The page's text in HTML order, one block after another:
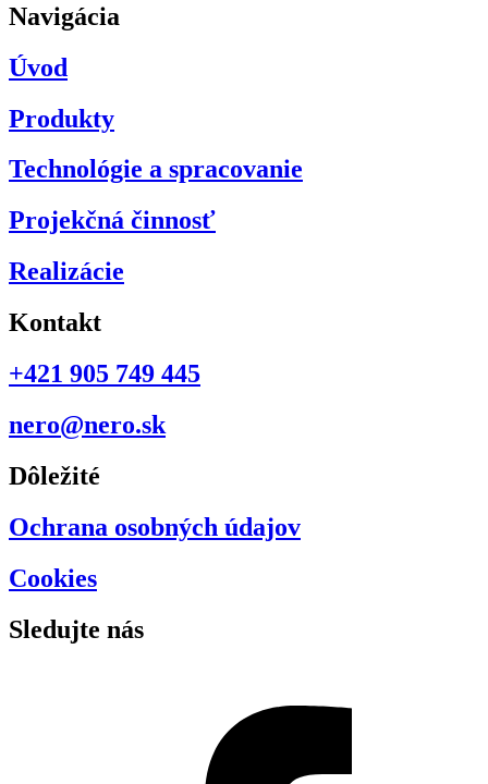
Navigácia
Úvod
Produkty
Technológie a spracovanie
Projekčná činnosť
Realizácie
Kontakt
+421 905 749 445
nero@nero.sk
Dôležité
Ochrana osobných údajov
Cookies
Sledujte nás